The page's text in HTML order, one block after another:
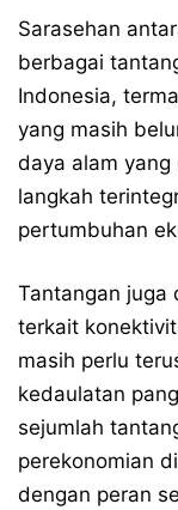
Sarasehan
berbagai
Indonesia,
yang masih
daya alam yang
langkah
pertumbuhan
Tantangan juga
terkait
masih perlu
kedaulatan
sejumlah
perekonomian
dengan peran